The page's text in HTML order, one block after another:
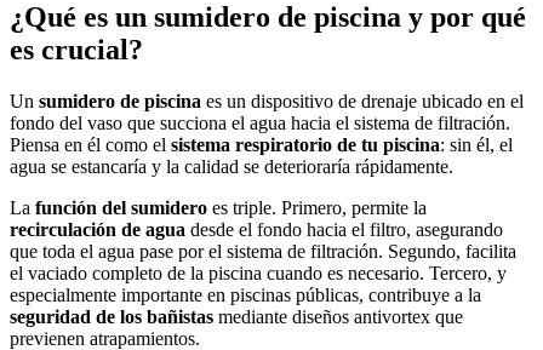
¿Qué es un sumidero de piscina y por qué
es crucial?
Un sumidero de piscina es un dispositivo de drenaje ubicado en el
fondo del vaso que succiona el agua hacia el sistema de filtración.
Piensa en él como el sistema respiratorio de tu piscina: sin él, el
agua se estancaría y la calidad se deterioraría rápidamente.
La función del sumidero es triple. Primero, permite la
recirculación de agua desde el fondo hacia el filtro, asegurando
que toda el agua pase por el sistema de filtración. Segundo, facilita
el vaciado completo de la piscina cuando es necesario. Tercero, y
especialmente importante en piscinas públicas, contribuye a la
seguridad de los bañistas mediante diseños antivortex que
previenen atrapamientos.